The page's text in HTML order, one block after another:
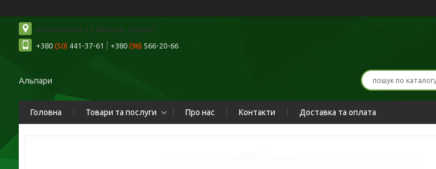
Космонавтів 53, Вінниця, Україна
+380 (50) 441-37-61 +380 (96) 566-20-66
Альпари
Головна Товари та послуги Про нас Контакти Доставка та оплата